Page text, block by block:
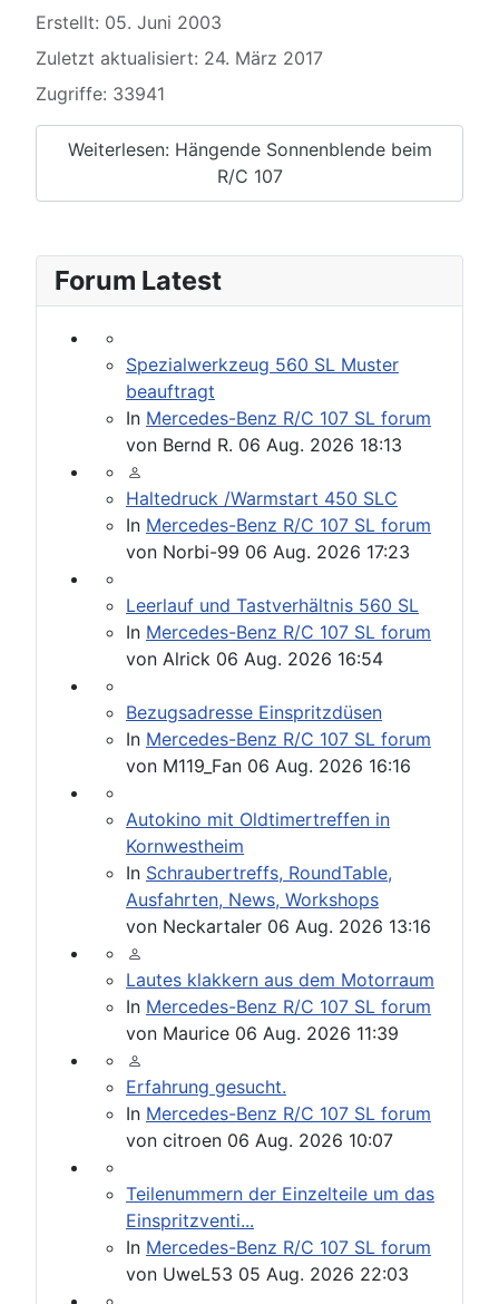
Erstellt: 05. Juni 2003
Zuletzt aktualisiert: 24. März 2017
Zugriffe: 33941
Weiterlesen: Hängende Sonnenblende beim
R/C 107
Forum Latest
Spezialwerkzeug 560 SL Muster
beauftragt
In Mercedes-Benz R/C 107 SL forum
von Bernd R. 06 Aug. 2026 18:13
Haltedruck /Warmstart 450 SLC
In Mercedes-Benz R/C 107 SL forum
von Norbi-99 06 Aug. 2026 17:23
Leerlauf und Tastverhältnis 560 SL
In Mercedes-Benz R/C 107 SL forum
von Alrick 06 Aug. 2026 16:54
Bezugsadresse Einspritzdüsen
In Mercedes-Benz R/C 107 SL forum
von M119_Fan 06 Aug. 2026 16:16
Autokino mit Oldtimertreffen in
Kornwestheim
In Schraubertreffs, RoundTable,
Ausfahrten, News, Workshops
von Neckartaler 06 Aug. 2026 13:16
Lautes klakkern aus dem Motorraum
In Mercedes-Benz R/C 107 SL forum
von Maurice 06 Aug. 2026 11:39
Erfahrung gesucht.
In Mercedes-Benz R/C 107 SL forum
von citroen 06 Aug. 2026 10:07
Teilenummern der Einzelteile um das
Einspritzventi...
In Mercedes-Benz R/C 107 SL forum
von UweL53 05 Aug. 2026 22:03